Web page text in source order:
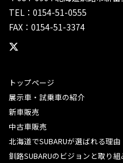
TEL：0154-51-0555
FAX：0154-51-3374
トップページ
展示車・試乗車の紹介
新車販売
中古車販売
北海道でSUBARUが選ばれる理由
釧路SUBARUのビジョンと取り組